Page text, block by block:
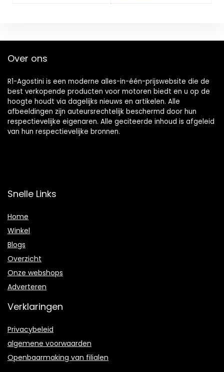
Over ons
R1-Agostini is een moderne alles-in-één-prijswebsite die de
best verkopende producten voor motoren biedt en u op de
hoogte houdt via dagelijks nieuws en artikelen. Alle
afbeeldingen zijn auteursrechtelijk beschermd door hun
respectievelijke eigenaren. Alle geciteerde inhoud is afgeleid
van hun respectievelijke bronnen.
Snelle Links
Home
Winkel
Blogs
Overzicht
Onze webshops
Adverteren
Verklaringen
Privacybeleid
algemene voorwaarden
Openbaarmaking van filialen